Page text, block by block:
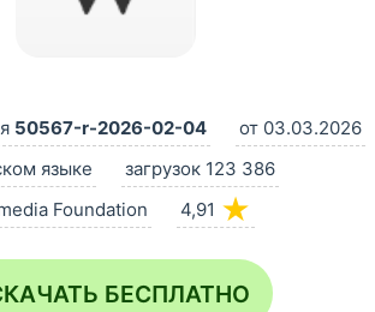
50567-r-2026-02-04
от 03.03.2026
языке
загрузок 123 386
Foundation
4,91 ★
БЕСПЛАТНО